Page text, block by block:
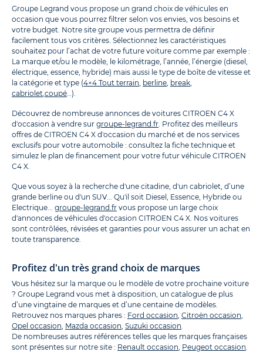
Groupe Legrand vous propose un grand choix de véhicules en
occasion que vous pourrez filtrer selon vos envies, vos besoins et
votre budget. Notre site groupe vous permettra de définir
facilement tous vos critères. Sélectionnez les caractéristiques
souhaitez pour l’achat de votre future voiture comme par exemple :
La marque et/ou le modèle, le kilométrage, l’année, l’énergie (diesel,
électrique, essence, hybride) mais aussi le type de boîte de vitesse et
la catégorie et type (4×4 Tout terrain berline break
cabriolet coupé …).
Découvrez de nombreuse annonces de voitures CITROEN C4 X
d'occasion à vendre sur groupe-legrand.fr . Profitez des meilleurs
offres de CITROEN C4 X d'occasion du marché et de nos services
exclusifs pour votre automobile : consultez la fiche technique et
simulez le plan de financement pour votre futur véhicule CITROEN
C4 X.
Que vous soyez à la recherche d'une citadine, d'un cabriolet, d’une
grande berline ou d'un SUV... Qu'il soit Diesel, Essence, Hybride ou
Electrique... groupe-legrand.fr vous propose un large choix
d'annonces de véhicules d'occasion CITROEN C4 X. Nos voitures
sont contrôlées, révisées et garanties pour vous assurer un achat en
toute transparence.
Profitez d'un très grand choix de marques
Vous hésitez sur la marque ou le modèle de votre prochaine voiture
? Groupe Legrand vous met à disposition, un catalogue de plus
d’une vingtaine de marques et d’une centaine de modèles.
Retrouvez nos marques phares : Ford occasion Citroën occasion
Opel occasion Mazda occasion Suzuki occasion
De nombreuses autres références telles que les marques françaises
sont présentes sur notre site : Renault occasion Peugeot occasion